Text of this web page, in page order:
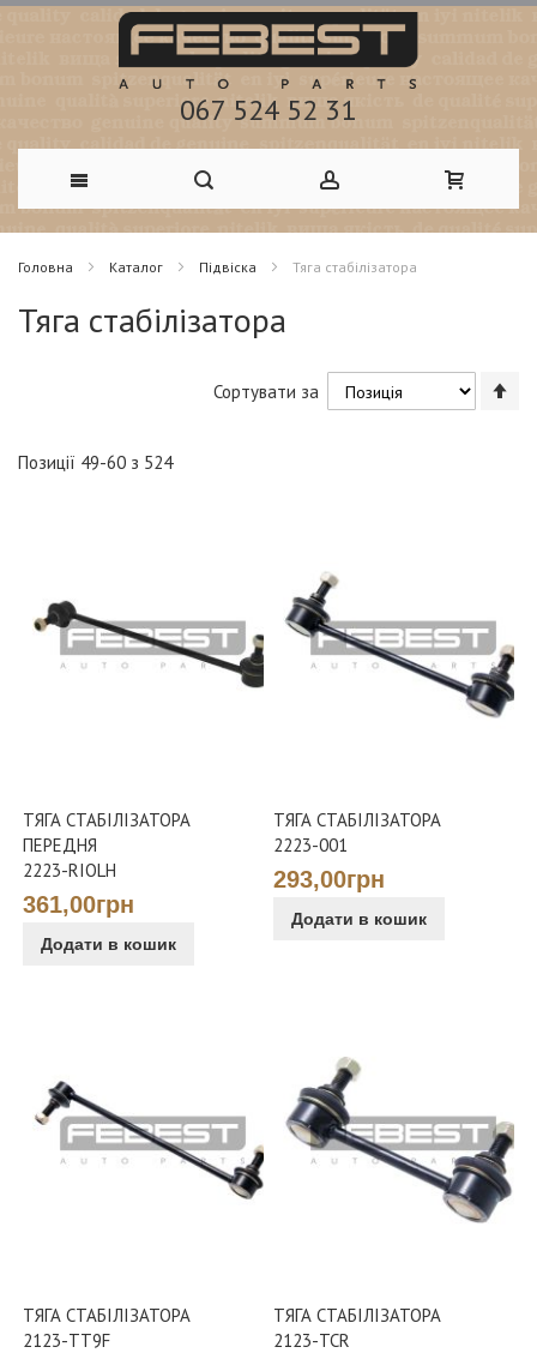
067 524 52 31
Skip
to
Content
Головна Каталог Підвіска Тяга стабілізатора
Тяга стабілізатора
Позиції 49-60 з 524
Сортувати за
ТЯГА СТАБІЛІЗАТОРА
ПЕРЕДНЯ
2223-RIOLH
361,00грн
Додати в кошик
ТЯГА СТАБІЛІЗАТОРА
2223-001
293,00грн
Додати в кошик
ТЯГА СТАБІЛІЗАТОРА
2123-TT9F
ТЯГА СТАБІЛІЗАТОРА
2123-TCR